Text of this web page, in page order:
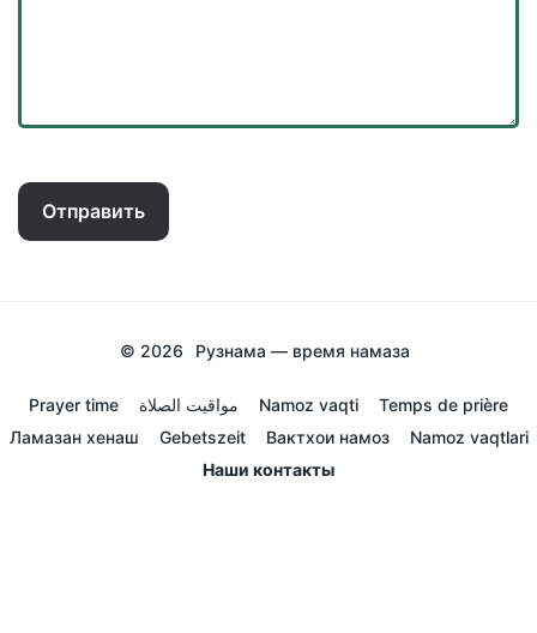
Отправить
© 2026 Рузнама — время намаза
Prayer time مواقيت الصلاة Namoz vaqti
Temps de prière
Ламазан хенаш
Gebetszeit Вактхои намоз
Namoz vaqtlari
Наши контакты